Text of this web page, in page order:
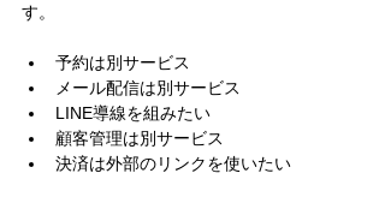
す。
予約は別サービス
メール配信は別サービス
LINE導線を組みたい
顧客管理は別サービス
決済は外部のリンクを使いたい